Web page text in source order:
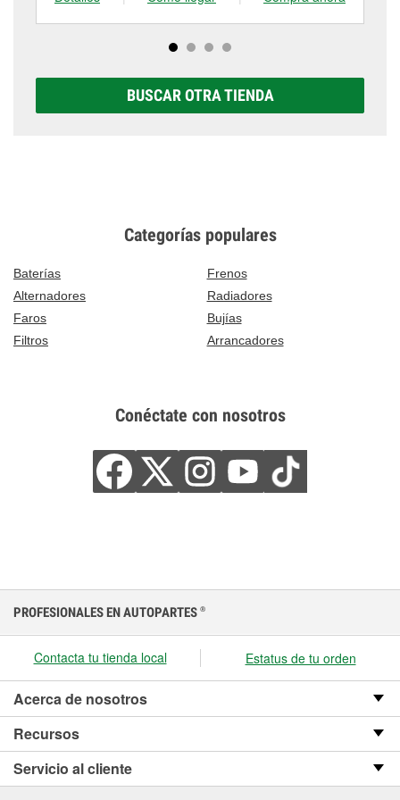
BUSCAR OTRA TIENDA
Categorías populares
Baterías
Frenos
Alternadores
Radiadores
Faros
Bujías
Filtros
Arrancadores
Conéctate con nosotros
PROFESIONALES EN AUTOPARTES ®
Contacta tu tienda local Estatus de tu orden
Acerca de nosotros
Recursos
Servicio al cliente